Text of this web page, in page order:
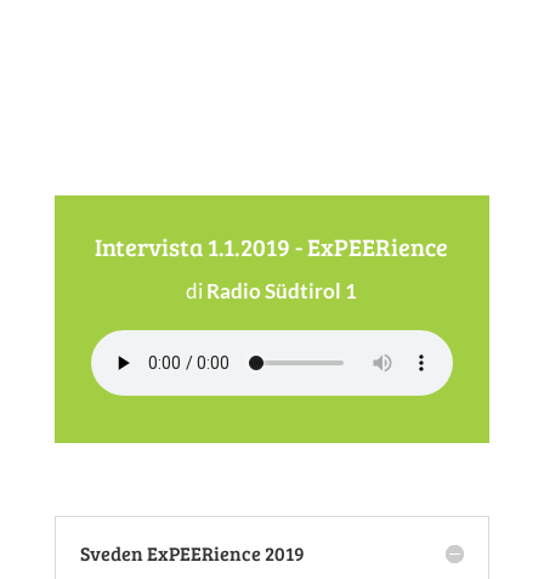
Intervista 1.1.2019 - ExPEERience
diRadio Südtirol 1
Sveden ExPEERience 2019